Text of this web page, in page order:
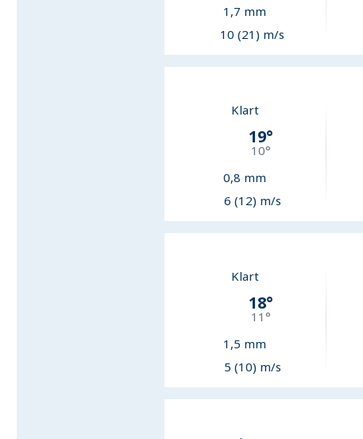
1,7 mm
10 (21) m/s
Klart
19°
10°
0,8 mm
6 (12) m/s
Klart
18°
11 °
1,5 mm
5 (10) m/s